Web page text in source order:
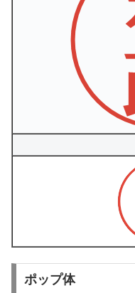
ポップ体